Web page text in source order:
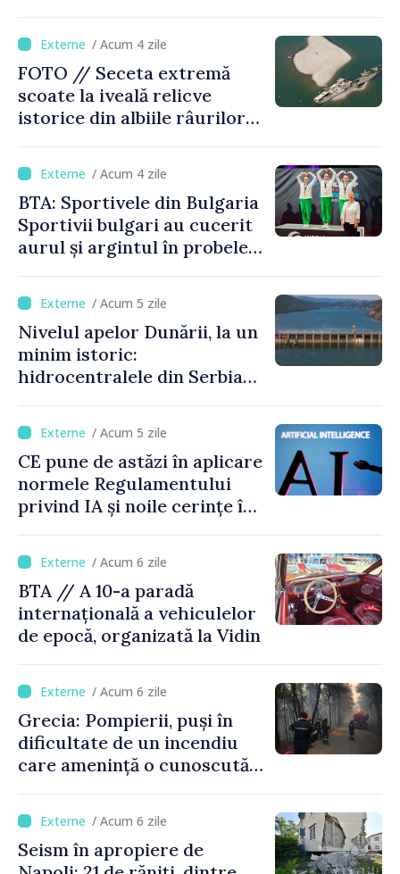
/ Acum 4 zile
FOTO // Seceta extremă
scoate la iveală relicve
istorice din albiile râurilor
/ Acum 4 zile
BTA: Sportivele din Bulgaria
Sportivii bulgari au cucerit
aurul și argintul în probele
de gimnastică aerobică de la
Oradea
/ Acum 5 zile
Nivelul apelor Dunării, la un
minim istoric:
hidrocentralele din Serbia
capacitate
/ Acum 5 zile
CE pune de astăzi în aplicare
normele Regulamentului
privind IA și noile cerințe în
/ Acum 6 zile
BTA // A 10-a paradă
internațională a vehiculelor
de epocă, organizată la Vidin
/ Acum 6 zile
Grecia: Pompierii, puși în
dificultate de un incendiu
care amenință o cunoscută
/ Acum 6 zile
Seism în apropiere de